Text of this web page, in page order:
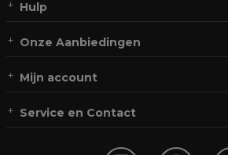
Hulp
Onze Aanbiedingen
Mijn account
Service en Contact